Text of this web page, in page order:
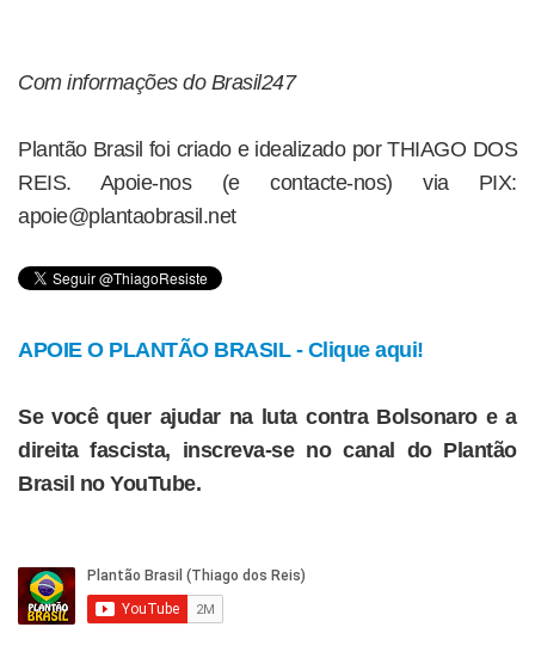
Com informações do Brasil247
Plantão Brasil foi criado e idealizado por THIAGO DOS
REIS. Apoie-nos (e contacte-nos) via PIX:
apoie@plantaobrasil.net
APOIE O PLANTÃO BRASIL - Clique aqui!
Se você quer ajudar na luta contra Bolsonaro e a
direita fascista, inscreva-se no canal do Plantão
Brasil no YouTube.